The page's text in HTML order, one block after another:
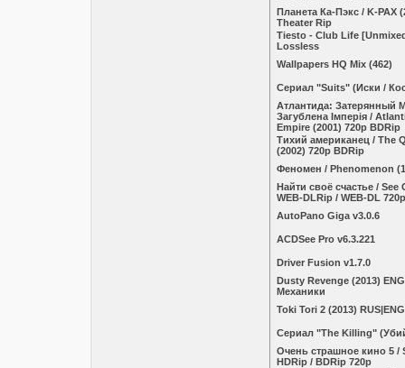
Планета Ка-Пэкс / K-PAX
Theater Rip
Tiesto - Club Life
Lossless
Wallpapers HQ Mix (462)
Сериал "Suits" (Иски /
Атлантида: Затерянный
Загублена Імперія /
Empire (2001) 720p BDRip
Тихий американец / The
(2002) 720p BDRip
Феномен / Phenomenon
Найти своё счастье / See
WEB-DLRip / WEB-DL
AutoPano Giga v3.0.6
ACDSee Pro v6.3.221
Driver Fusion v1.7.0
Dusty Revenge (2013)
Механики
Toki Tori 2 (2013) RUS|ENG
Сериал "The Killing"
Очень страшное кино 5 /
HDRip / BDRip 720p